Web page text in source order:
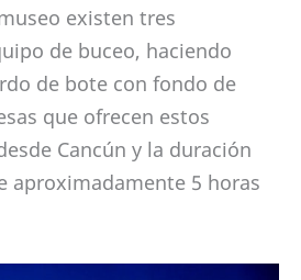
existen tres
de buceo, haciendo
de bote con fondo de
que ofrecen estos
Cancún y la duración
aproximadamente 5 horas